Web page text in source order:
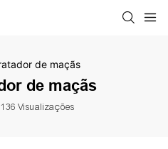
de maçãs
de maçãs
136 Visualizações